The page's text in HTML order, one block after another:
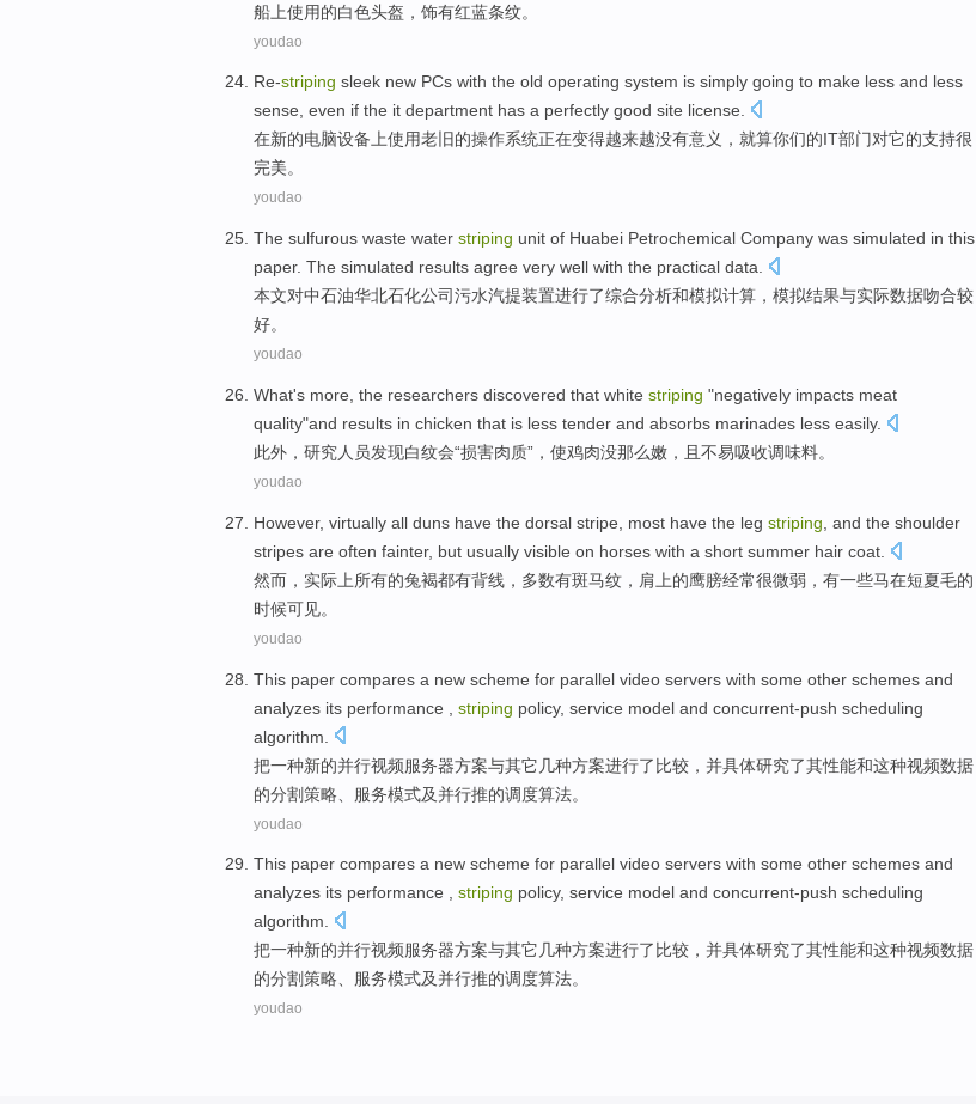
船上使用的白色头盔 ，饰有红蓝条纹。
youdao
Re-striping sleek new PCs with the old operating system is simply going to make less and less
sense, even if the it department has a perfectly good site license.
在新的电脑设备上使用老 旧的操作系统正在变得越来越没有意义 ， 就算你们的IT部门对它的支持很
完美。
youdao
The sulfurous waste water striping unit of Huabei Petrochemical Company was simulated in this
paper. The simulated results agree very well with the practical data
本文对中石油华北石化公司污水汽提装置进行了综合分析和模拟计算，模拟结果与实际数据吻合较
好。
youdao
What's more, the researchers discovered that white striping "negatively impacts meat
quality"and results in chicken that is less tender and absorbs marinades less easily.
此外 ， 研究人员发现白纹会“损害肉质”，使鸡肉没那么嫩 ，且不易吸收调味料。
youdao
However, virtually all duns have the dorsal stripe, most have the leg striping , and the shoulder
stripes are often fainter, but usually visible on horses with a short summer hair coat
然而 ， 实际上所有的兔褐都有背线， 多数有斑马纹 ， 肩上的鹰膀经常很微弱 ， 有一些马在短夏毛的
时候可见。
youdao
This paper compares a new scheme for parallel video servers with some other schemes and
analyzes its performance striping policy, service model and concurrent-push scheduling
algorithm
把一种新的并行视频服务器方案与其它 几种方案进行了比较 ，并具体研究了其性能和这种视频数据
的分割策略 服务模式及并行推的调度算法。
youdao
This paper compares a new scheme for parallel video servers with some other schemes and
analyzes its performance , striping policy, service model and concurrent-push scheduling
algorithm.
把一种新的并行视频服务器方案与其它几种方案进行了 比较 ，并具体研究了其性能和这种视频数据
的分割策略、 服务模式及并行推的调度算法。
youdao